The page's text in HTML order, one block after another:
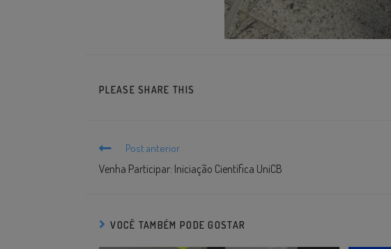
PLEASE SHARE THIS
Post anterior
Venha Participar: Iniciação Científica UniCB
VOCÊ TAMBÉM PODE GOSTAR